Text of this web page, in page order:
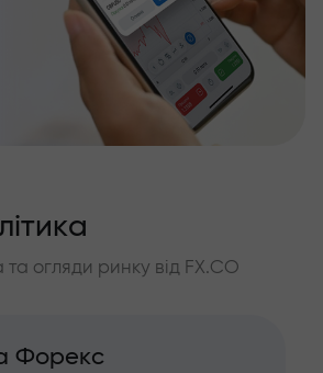
огляди ринку від FX.CO
Форекс